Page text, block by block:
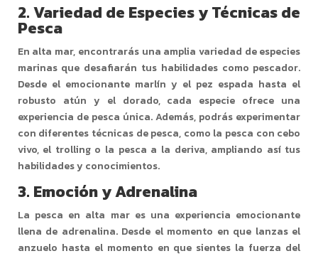
2.Variedad de Especies y Técnicas de
Pesca
En alta mar, encontrarás una amplia variedad de especies
marinas que desafiarán tus habilidades como pescador.
Desde el emocionante marlín y el pez espada hasta el
robusto atún y el dorado, cada especie ofrece una
experiencia de pesca única. Además, podrás experimentar
con diferentes técnicas de pesca, como la pesca con cebo
vivo, el trolling o la pesca a la deriva, ampliando así tus
habilidades y conocimientos.
3. Emoción y Adrenalina
La pesca en alta mar es una experiencia emocionante
llena de adrenalina. Desde el momento en que lanzas el
anzuelo hasta el momento en que sientes la fuerza del